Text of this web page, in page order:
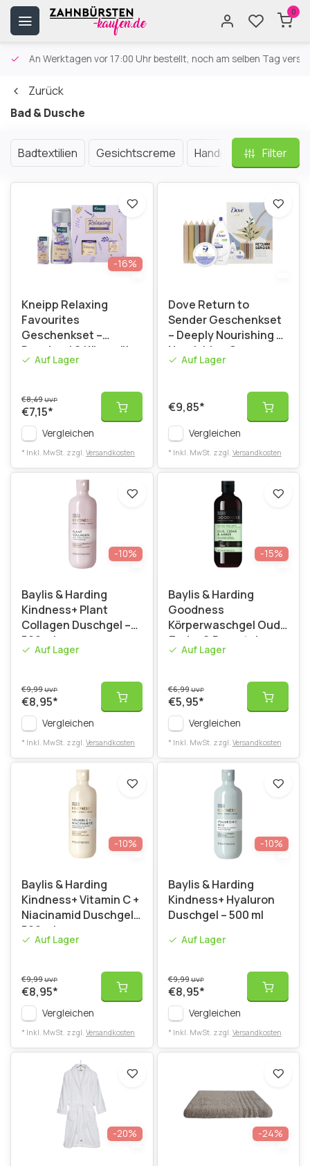
0
An Werktagen vor 17:00 Uhr bestellt, noch am selben Tag
Zurück
Bad & Dusche
Badtextilien Gesichtscreme Handpflege Parfüm
Filter
-16%
Kneipp Relaxing
Favourites
Geschenkset –
Duschgel & Körperöl
Lavendel
Auf Lager
€8,49UVP
€7,15*
Vergleichen
* Inkl. MwSt. zzgl. Versandkosten
Dove Return to
Sender Geschenkset
– Deeply Nourishing &
Nourishing Care
Auf Lager
€9,85*
Vergleichen
* Inkl. MwSt. zzgl. Versandkosten
-10%
Baylis & Harding
Kindness+ Plant
Collagen Duschgel –
500 ml
Auf Lager
€9,99UVP
€8,95*
Vergleichen
* Inkl. MwSt. zzgl. Versandkosten
-15%
Baylis & Harding
Goodness
Körperwaschgel Oud,
Zeder & Bernstein -
500 ml
Auf Lager
€6,99UVP
€5,95*
Vergleichen
* Inkl. MwSt. zzgl. Versandkosten
-10%
Baylis & Harding
Kindness+ Vitamin C +
Niacinamid Duschgel –
500 ml
Auf Lager
€9,99UVP
€8,95*
Vergleichen
* Inkl. MwSt. zzgl. Versandkosten
-10%
Baylis & Harding
Kindness+ Hyaluron
Duschgel – 500 ml
Auf Lager
€9,99UVP
€8,95*
Vergleichen
* Inkl. MwSt. zzgl. Versandkosten
-20% -24%